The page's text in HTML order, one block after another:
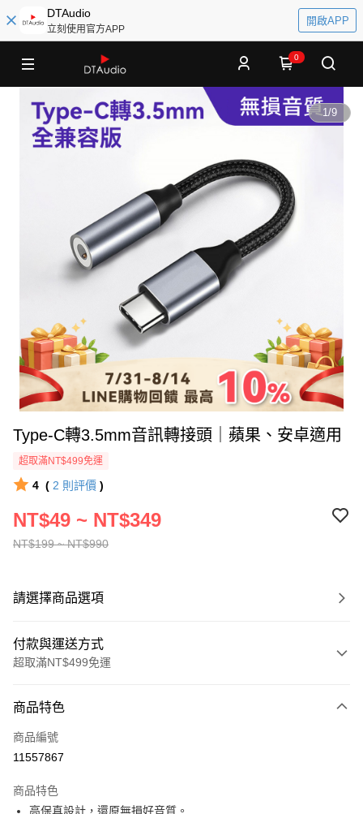
DTAudio
立刻使用官方APP
開啟APP
0
1/9
Type-C轉3.5mm音訊轉接頭｜蘋果、安卓適用
超取滿NT$499免運
4 ( 2 則評價 )
NT$199 ~ NT$990
NT$49 ~ NT$349
請選擇商品選項
付款與運送方式
超取滿NT$499免運
信用卡一次付款
超商取貨付款
Apple Pay
商品特色
商品編號
11557867
商品特色
高保真設計，還原無損好音質。